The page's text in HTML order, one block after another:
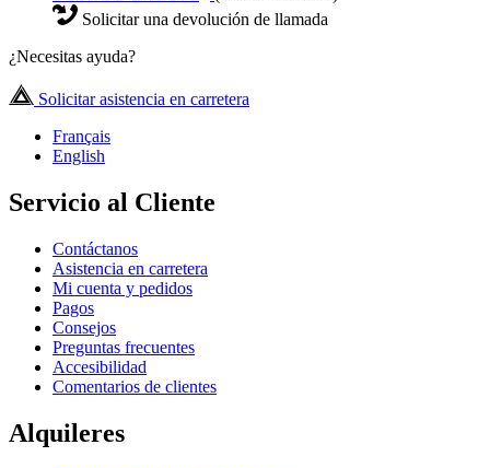
Solicitar una devolución de llamada
¿Necesitas ayuda?
Solicitar asistencia en carretera
Français
English
Servicio al Cliente
Contáctanos
Asistencia en carretera
Mi cuenta y pedidos
Pagos
Consejos
Preguntas frecuentes
Accesibilidad
Comentarios de clientes
Alquileres